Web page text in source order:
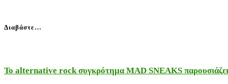
Διαβάστε…
Το alternative rock συγκρότημα MAD SNEAKS